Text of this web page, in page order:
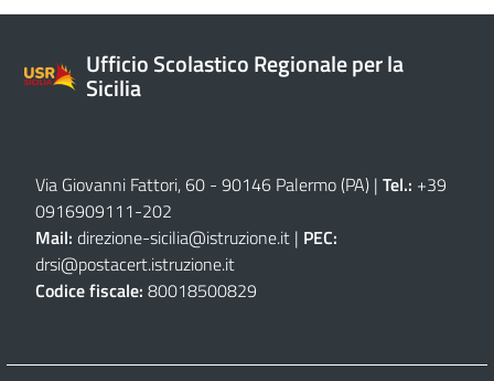
Ufficio Scolastico Regionale per la
Sicilia
Via Giovanni Fattori, 60 - 90146 Palermo (PA) | Tel.: +39
0916909111-202
Mail: direzione-sicilia@istruzione.it | PEC:
drsi@postacert.istruzione.it
Codice fiscale: 80018500829